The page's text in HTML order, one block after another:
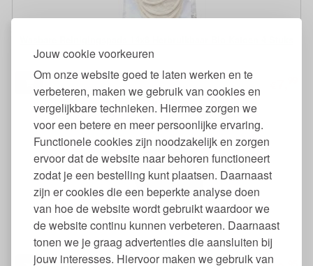
Jouw cookie voorkeuren
Om onze website goed te laten werken en te
verbeteren, maken we gebruik van cookies en
vergelijkbare technieken. Hiermee zorgen we
voor een betere en meer persoonlijke ervaring.
Functionele cookies zijn noodzakelijk en zorgen
ervoor dat de website naar behoren functioneert
zodat je een bestelling kunt plaatsen. Daarnaast
zijn er cookies die een beperkte analyse doen
van hoe de website wordt gebruikt waardoor we
de website continu kunnen verbeteren. Daarnaast
tonen we je graag advertenties die aansluiten bij
jouw interesses. Hiervoor maken we gebruik van
Wasbare Wattenschijfjes 10 Stuks